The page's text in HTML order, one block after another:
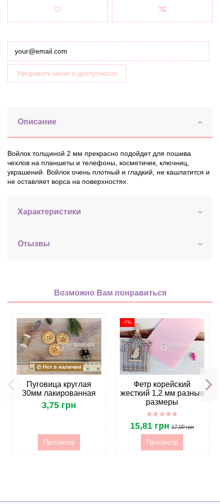
Уведомить меня о доступности
Описание
Войлок толщиной 2 мм прекрасно подойдет для пошива
чехлов на планшеты и телефоны, косметичек, ключниц,
украшений. Войлок очень плотный и гладкий, не кашлатится и
не оставляет ворса на поверхностях.
Характеристики
Отызвы
Возможно Вам понравиться
Нет в наличии
Пуговица круглая
30мм лакированная
3,75 грн
Просмотр
-7%
Фетр корейский
жесткий 1,2 мм разные
размеры
15,81 грн 17,00 грн
Просмотр